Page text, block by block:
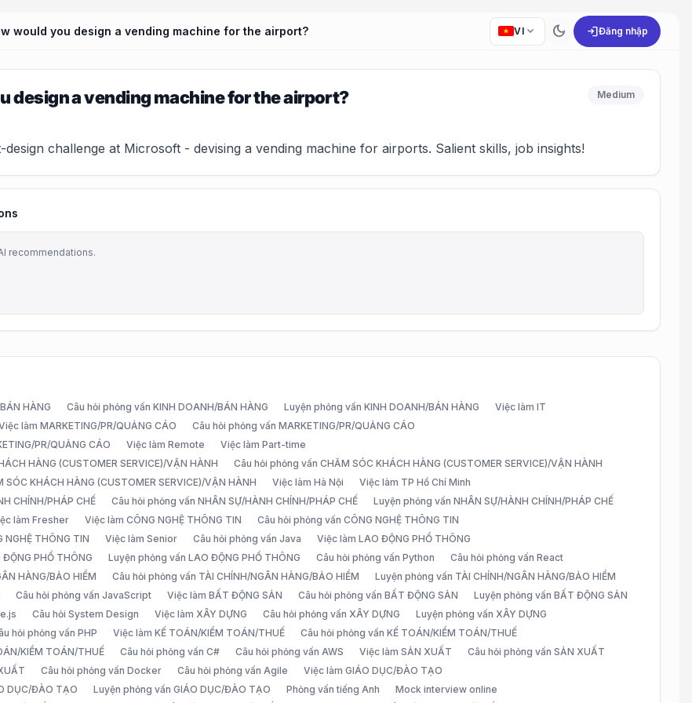
would you design a vending machine for the airport? VI expand_more dark_mode loginĐăng nhập
design a vending machine for the airport? Medium
challenge at Microsoft - devising a vending machine for airports. Salient skills, job insights!
recommendations.
HÀNG Câu hỏi phỏng vấn KINH DOANH/BÁN HÀNG Luyện phỏng vấn KINH DOANH/BÁN HÀNG
Việc làm IT
làm MARKETING/PR/QUẢNG CÁO
Câu hỏi phỏng vấn MARKETING/PR/QUẢNG CÁO
PR/QUẢNG CÁO
Việc làm Remote
Việc làm Part-time
HÀNG (CUSTOMER SERVICE)/VẬN HÀNH
Câu hỏi phỏng vấn CHĂM SÓC KHÁCH HÀNG (CUSTOMER SERVICE)/VẬN HÀNH
KHÁCH HÀNG (CUSTOMER SERVICE)/VẬN HÀNH
Việc làm Hà Nội
Việc làm TP Hồ Chí Minh
CHÍNH/PHÁP CHẾ
Câu hỏi phỏng vấn NHÂN SỰ/HÀNH CHÍNH/PHÁP CHẾ
Luyện phỏng vấn NHÂN SỰ/HÀNH CHÍNH/PHÁP CHẾ
làm Fresher Việc làm CÔNG NGHỆ THÔNG TIN
Câu hỏi phỏng vấn CÔNG NGHỆ THÔNG TIN
NGHỆ THÔNG TIN
Việc làm Senior Câu hỏi phỏng vấn Java
Việc làm LAO ĐỘNG PHỔ THÔNG
PHỔ THÔNG
Luyện phỏng vấn LAO ĐỘNG PHỔ THÔNG Câu hỏi phỏng vấn Python
Câu hỏi phỏng vấn React
HÀNG/BẢO HIỂM
Câu hỏi phỏng vấn TÀI CHÍNH/NGÂN HÀNG/BẢO HIỂM
Luyện phỏng vấn TÀI CHÍNH/NGÂN HÀNG/BẢO HIỂM
Câu hỏi phỏng vấn JavaScript Việc làm BẤT ĐỘNG SẢN Câu hỏi phỏng vấn BẤT ĐỘNG SẢN
Luyện phỏng vấn BẤT ĐỘNG SẢN
Câu hỏi System Design Việc làm XÂY DỰNG Câu hỏi phỏng vấn XÂY DỰNG
Luyện phỏng vấn XÂY DỰNG
hỏi phỏng vấn PHP Việc làm KẾ TOÁN/KIỂM TOÁN/THUẾ
Câu hỏi phỏng vấn KẾ TOÁN/KIỂM TOÁN/THUẾ
KIỂM TOÁN/THUẾ
Câu hỏi phỏng vấn C# Câu hỏi phỏng vấn AWS Việc làm SẢN XUẤT
Câu hỏi phỏng vấn SẢN XUẤT
Câu hỏi phỏng vấn Docker Câu hỏi phỏng vấn Agile
Việc làm GIÁO DỤC/ĐÀO TẠO
DỤC/ĐÀO TẠO
Luyện phỏng vấn GIÁO DỤC/ĐÀO TẠO Phỏng vấn tiếng Anh
Mock interview online